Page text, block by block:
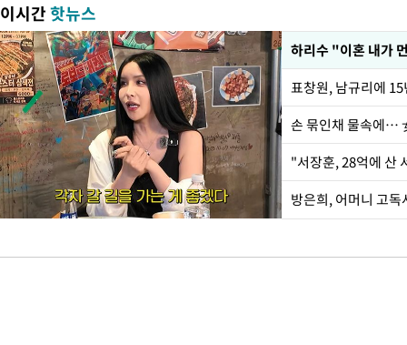
이시간핫뉴스
하리수 "이혼 내가
손 묶인채 물속에…
"서장훈, 28억에 산
방은희, 어머니 고